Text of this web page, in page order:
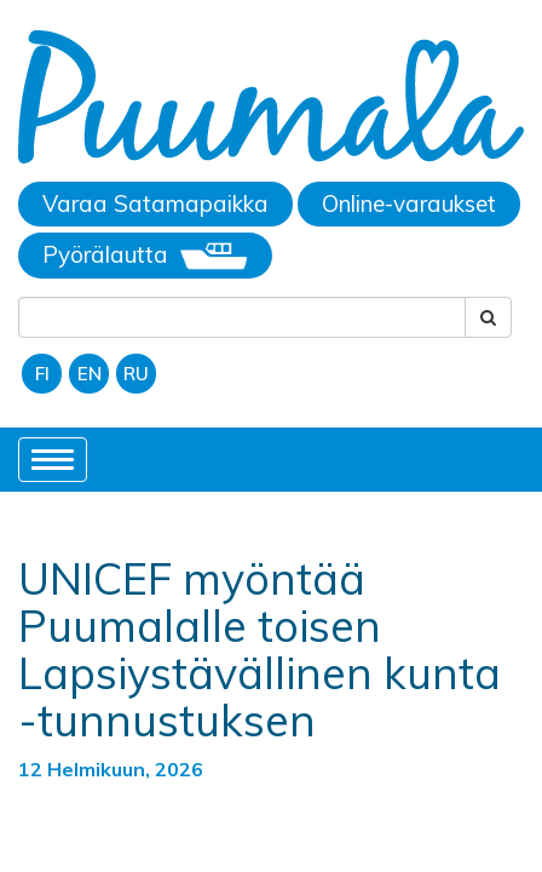
Varaa Satamapaikka
Online-varaukset
Pyörälautta
FI EN RU
Toggle
navigation
UNICEF myöntää
Puumalalle toisen
Lapsiystävällinen kunta
-tunnustuksen
12 Helmikuun, 2026